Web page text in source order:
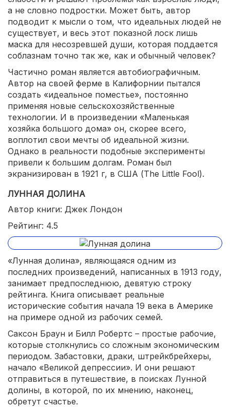
а не словно подростки. Может быть, автор
подводит к мысли о том, что идеальных людей не
существует, и весь этот показной лоск лишь
маска для несозревшей души, которая поддается
соблазнам точно так же, как и обычный человек?
Частично роман является автобиографичным.
Автор на своей ферме в Калифорнии пытался
создать «идеальное поместье», постоянно
применяя новые сельскохозяйственные
технологии. И в произведении «Маленькая
хозяйка большого дома» он, скорее всего,
воплотил свои мечты об идеальной жизни.
Однако в реальности подобные эксперименты
привели к большим долгам. Роман был
экранизирован в 1921 г, в США (The Little Fool).
ЛУННАЯ ДОЛИНА
Автор книги: Джек Лондон
Рейтинг: 4.5
«Лунная долина», являющаяся одним из
последних произведений, написанных в 1913 году,
занимает предпоследнюю, девятую строку
рейтинга. Книга описывает реальные
исторические события начала 19 века в Америке
на примере одной из рабочих семей.
Саксон Браун и Билл Робертс – простые рабочие,
которые столкнулись со сложным экономическим
периодом. Забастовки, драки, штрейкбрейхеры,
начало «Великой депрессии». И они решают
отправиться в путешествие, в поисках Лунной
долины, в которой, по их мнению, наконец,
обретут счастье.